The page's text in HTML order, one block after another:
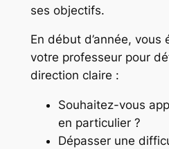
ses objectifs.
En début d’année, vous
votre professeur pour
direction claire :
Souhaitez-vous
en particulier ?
Dépasser une